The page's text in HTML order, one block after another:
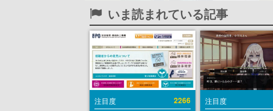
いま読まれている記事
注目度 2266 注目度